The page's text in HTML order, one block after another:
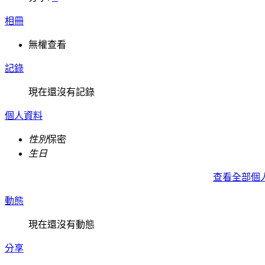
相冊
無權查看
記錄
現在還沒有記錄
個人資料
性別保密
生日
查看全部個
動態
現在還沒有動態
分享